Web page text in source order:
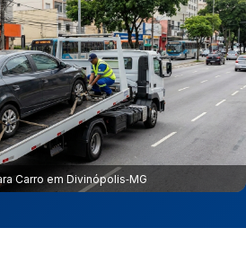
Carro em Divinópolis‑MG